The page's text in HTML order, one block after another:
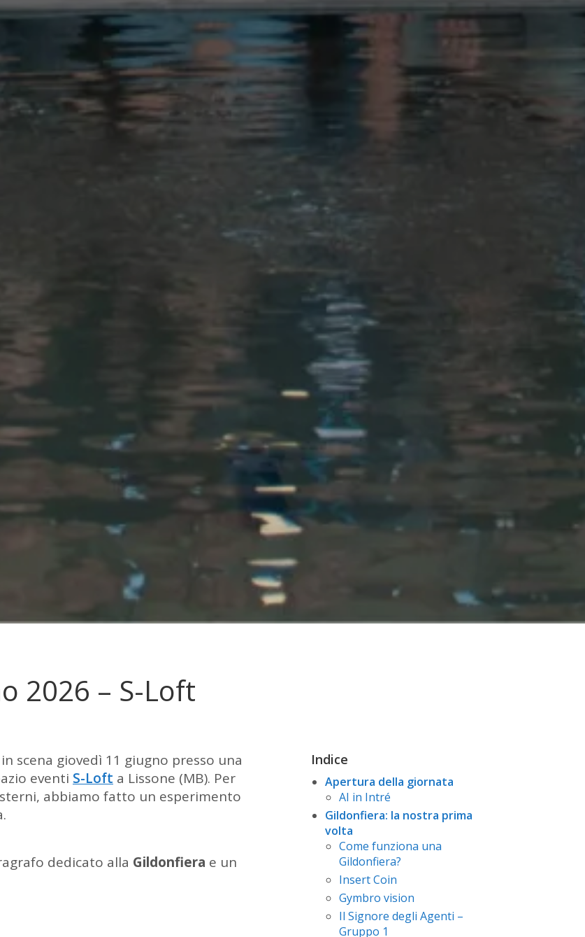
2026 – S-Loft
Indice
Apertura della giornata
AI in Intré
Gildonfiera: la nostra prima
volta
Come funziona una
Gildonfiera?
Insert Coin
Gymbro vision
Il Signore degli Agenti –
Gruppo 1
scena giovedì 11 giugno presso una
eventi S-Loft a Lissone (MB). Per
abbiamo fatto un esperimento
dedicato alla Gildonfiera e un